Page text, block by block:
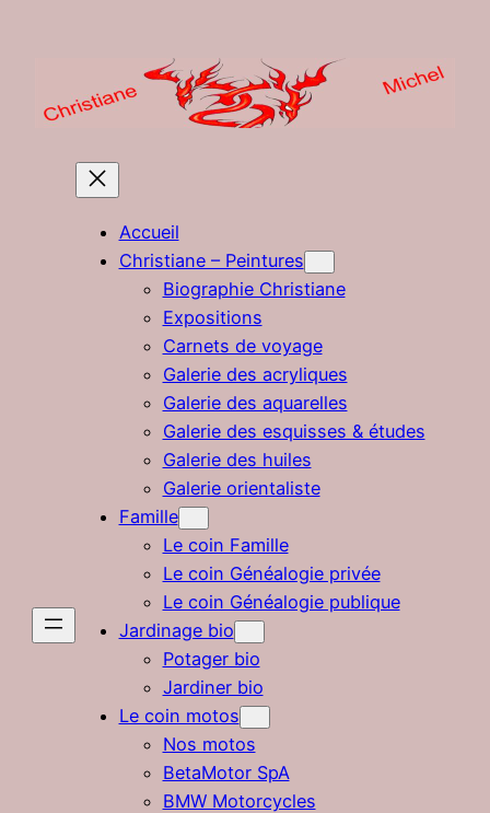
Accueil
Christiane – Peintures
Biographie Christiane
Expositions
Carnets de voyage
Galerie des acryliques
Galerie des aquarelles
Galerie des esquisses & études
Galerie des huiles
Galerie orientaliste
Famille
Le coin Famille
Le coin Généalogie privée
Le coin Généalogie publique
Jardinage bio
Potager bio
Jardiner bio
Le coin motos
Nos motos
BetaMotor SpA
BMW Motorcycles